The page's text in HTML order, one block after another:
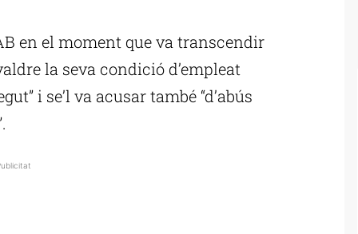
en el moment que va transcendir
la seva condició d’empleat
i se’l va acusar també “d’abús